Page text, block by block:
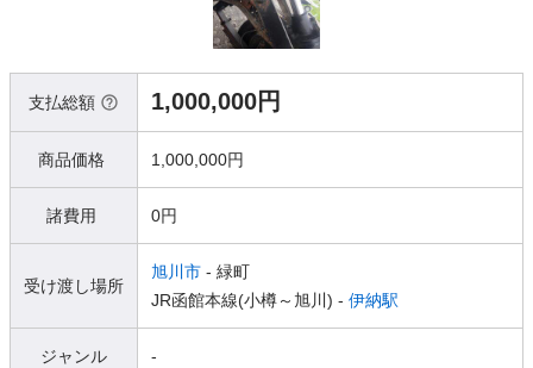
支払総額 1,000,000円
商品価格 1,000,000円
諸費用 0円
受け渡し場所
旭川市 - 緑町
JR函館本線(小樽～旭川) - 伊納駅
ジャンル -